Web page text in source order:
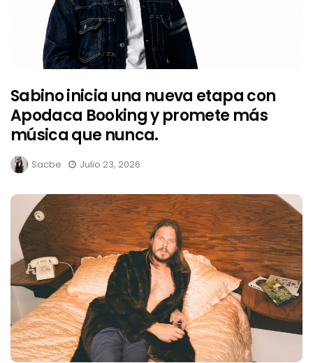
Sabino inicia una nueva etapa con
Apodaca Booking y promete más
música que nunca.
Sacbe Julio 23, 2026